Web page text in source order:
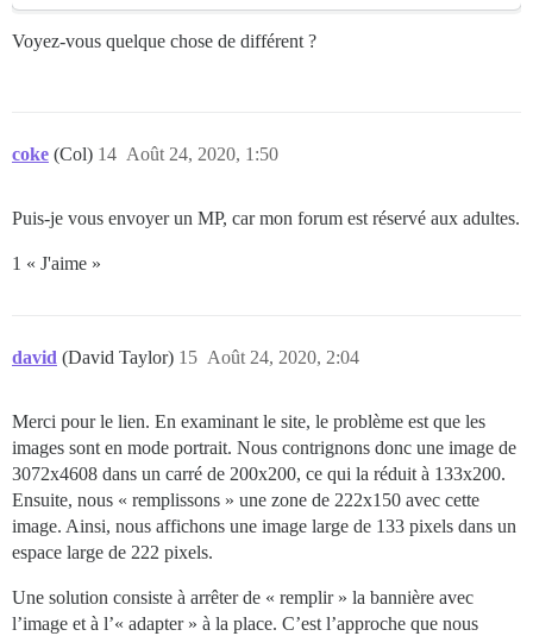
Voyez-vous quelque chose de différent ?
coke (Col) Août 24, 2020, 1:50
14
Puis-je vous envoyer un MP, car mon forum est réservé aux adultes.
1 « J'aime »
david (David Taylor) Août 24, 2020, 2:04
15
Merci pour le lien. En examinant le site, le problème est que les
images sont en mode portrait. Nous contrignons donc une image de
3072x4608 dans un carré de 200x200, ce qui la réduit à 133x200.
Ensuite, nous « remplissons » une zone de 222x150 avec cette
image. Ainsi, nous affichons une image large de 133 pixels dans un
espace large de 222 pixels.
Une solution consiste à arrêter de « remplir » la bannière avec
l’image et à l’« adapter » à la place. C’est l’approche que nous